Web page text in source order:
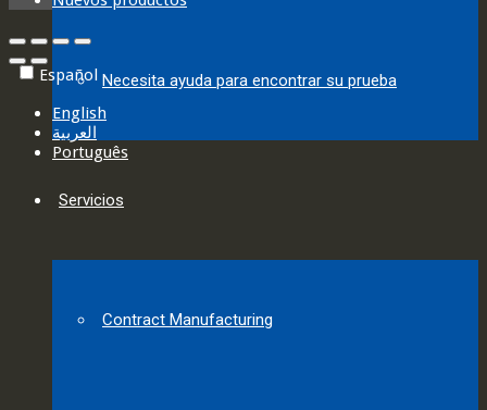
Necesita ayuda para encontrar su prueba
Servicios
Contract Manufacturing
Español
English
العربية‏
Português